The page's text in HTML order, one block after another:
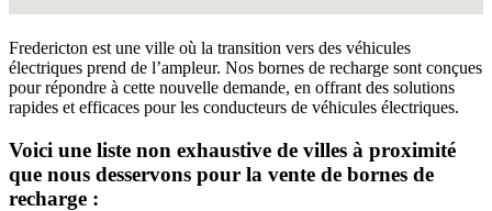
Fredericton est une ville où la transition vers des véhicules
électriques prend de l’ampleur. Nos bornes de recharge sont conçues
pour répondre à cette nouvelle demande, en offrant des solutions
rapides et efficaces pour les conducteurs de véhicules électriques.
Voici une liste non exhaustive de villes à proximité
que nous desservons pour la vente de bornes de
recharge :